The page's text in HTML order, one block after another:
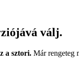
válj.
a sztori. Már rengeteg